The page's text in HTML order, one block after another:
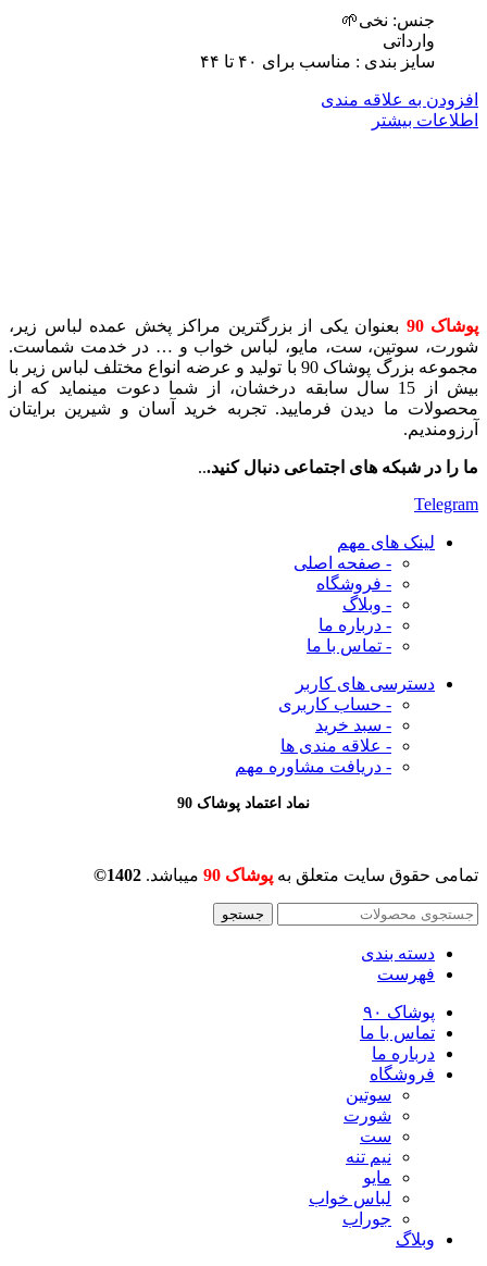
جنس: نخی🌱
وارداتی
سایز بندی : مناسب برای ۴٠ تا ۴۴
افزودن به علاقه مندی
اطلاعات بیشتر
پوشاک 90
بعنوان یکی از بزرگترین مراکز پخش عمده لباس زیر،
شورت، سوتین، ست، مایو، لباس خواب و … در خدمت شماست.
مجموعه بزرگ پوشاک 90 با تولید و عرضه انواع مختلف لباس زیر با
بیش از 15 سال سابقه درخشان، از شما دعوت مینماید که از
محصولات ما دیدن فرمایید. تجربه خرید آسان و شیرین برایتان
آرزومندیم.
ما را در شبکه های اجتماعی دنبال کنید...
Telegram
لینک های مهم
- صفحه اصلی
- فروشگاه
- وبلاگ
- درباره ما
- تماس با ما
دسترسی های کاربر
- حساب کاربری
- سبد خرید
- علاقه مندی ها
- دریافت مشاوره مهم
نماد اعتماد پوشاک 90
تمامی حقوق سایت متعلق به پوشاک 90 میباشد. 1402©
جستجو
دسته بندی
فهرست
پوشاک ۹۰
تماس با ما
درباره ما
فروشگاه
سوتین
شورت
ست
نیم تنه
مایو
لباس خواب
جوراب
وبلاگ